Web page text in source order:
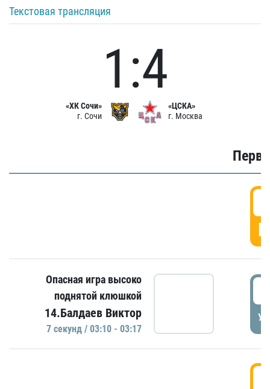
Текстовая трансляция
«ХК Сочи»
г. Сочи
1:4
«ЦСКА»
г. Москва
Опасная игра высоко
поднятой клюшкой
14.Балдаев Виктор
7 секунд / 03:10 - 03:17